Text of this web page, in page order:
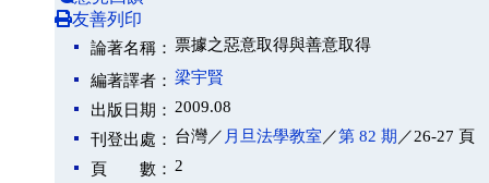
友善列印
論著名稱： 票據之惡意取得與善意取得
編著譯者： 梁宇賢
出版日期： 2009.08
刊登出處： 台灣／ 月旦法學教室 ／第 82 期 ／26-27 頁
頁 數： 2